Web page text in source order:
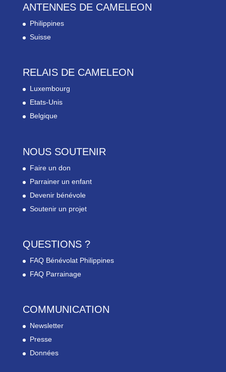
ANTENNES DE CAMELEON
Philippines
Suisse
RELAIS DE CAMELEON
Luxembourg
Etats-Unis
Belgique
NOUS SOUTENIR
Faire un don
Parrainer un enfant
Devenir bénévole
Soutenir un projet
QUESTIONS ?
FAQ Bénévolat Philippines
FAQ Parrainage
COMMUNICATION
Newsletter
Presse
Données